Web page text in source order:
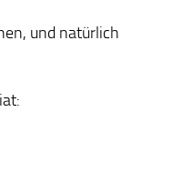
und natürlich